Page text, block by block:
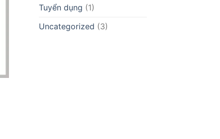
Tuyển dụng (1)
Uncategorized (3)